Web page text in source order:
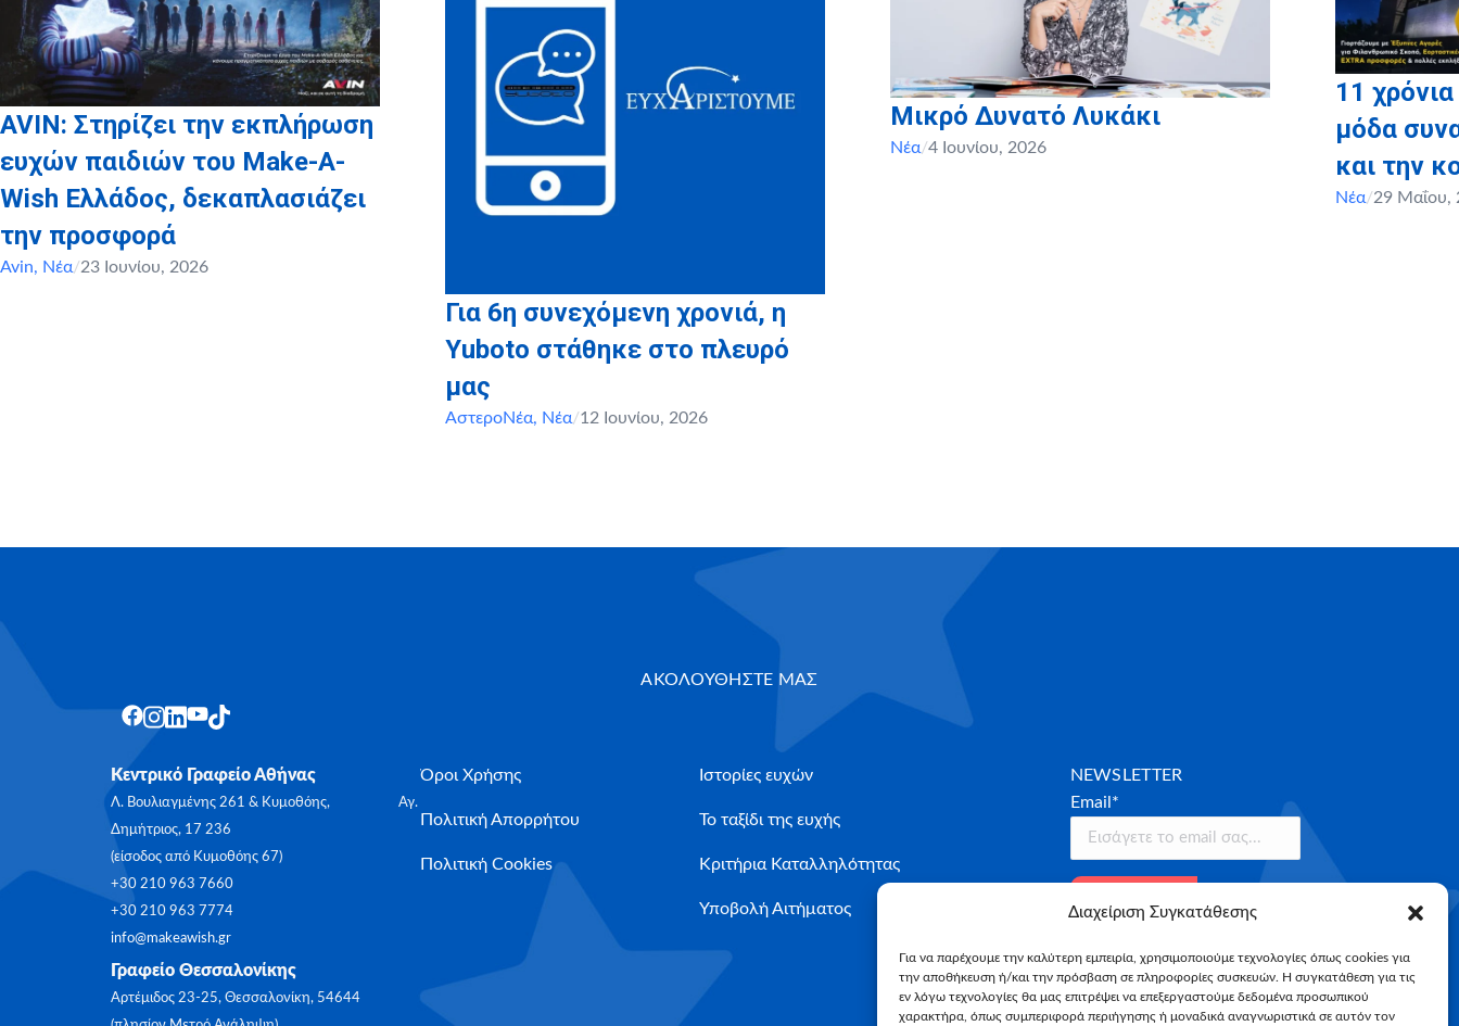
Διαχείριση Συγκατάθεσης
Για να παρέχουμε την καλύτερη εμπειρία, χρησιμοποιούμε τεχνολογίες όπως cookies για
την αποθήκευση ή/και την πρόσβαση σε πληροφορίες συσκευών. Η συγκατάθεση για τις
εν λόγω τεχνολογίες θα μας επιτρέψει να επεξεργαστούμε δεδομένα προσωπικού
χαρακτήρα, όπως συμπεριφορά περιήγησης ή μοναδικά αναγνωριστικά σε αυτόν τον
AVIN: Στηρίζει την εκπλήρωση
ευχών παιδιών του Make-A-
Wish Ελλάδος, δεκαπλασιάζει
την προσφορά
Avin, Νέα/23 Ιουνίου, 2026
Για 6η συνεχόμενη χρονιά, η
Yuboto στάθηκε στο πλευρό
μας
ΑστεροΝέα, Νέα/12 Ιουνίου, 2026
Μικρό Δυνατό Λυκάκι
Νέα/4 Ιουνίου, 2026
11
μόδα
και την
Νέα/29 Μαΐου,
ΑΚΟΛΟΥΘΗΣΤΕ ΜΑΣ
Κεντρικό Γραφείο Αθήνας
Λ. Βουλιαγμένης 261 & Κυμοθόης, Αγ.
Δημήτριος, 17 236
(είσοδος από Κυμοθόης 67)
+30 210 963 7660
+30 210 963 7774
info@makeawish.gr
Γραφείο Θεσσαλονίκης
Αρτέμιδος 23-25, Θεσσαλονίκη, 54644
Όροι Χρήσης
Πολιτική Απορρήτου
Πολιτική Cookies
Ιστορίες ευχών
Το ταξίδι της ευχής
Κριτήρια Καταλληλότητας
Υποβολή Αιτήματος
NEWSLETTER
Email*